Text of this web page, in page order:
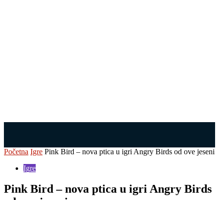
Početna Igre Pink Bird – nova ptica u igri Angry Birds od ove jeseni
Igre
Pink Bird – nova ptica u igri Angry Birds